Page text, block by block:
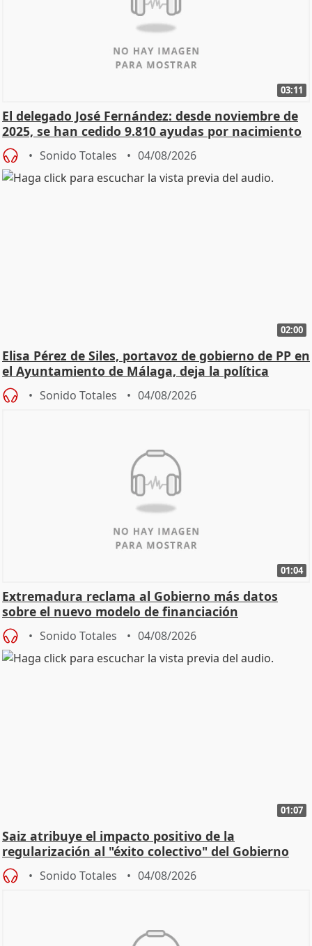
03:11
El delegado José Fernández: desde noviembre de
2025, se han cedido 9.810 ayudas por nacimiento
Sonido Totales 04/08/2026
02:00
Elisa Pérez de Siles, portavoz de gobierno de PP en
el Ayuntamiento de Málaga, deja la política
Sonido Totales 04/08/2026
01:04
Extremadura reclama al Gobierno más datos
sobre el nuevo modelo de financiación
Sonido Totales 04/08/2026
01:07
Saiz atribuye el impacto positivo de la
regularización al "éxito colectivo" del Gobierno
Sonido Totales 04/08/2026